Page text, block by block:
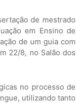
de mestrado
em Ensino de
de um guia com
22/8, no Salão dos
no processo de
utilizando tanto